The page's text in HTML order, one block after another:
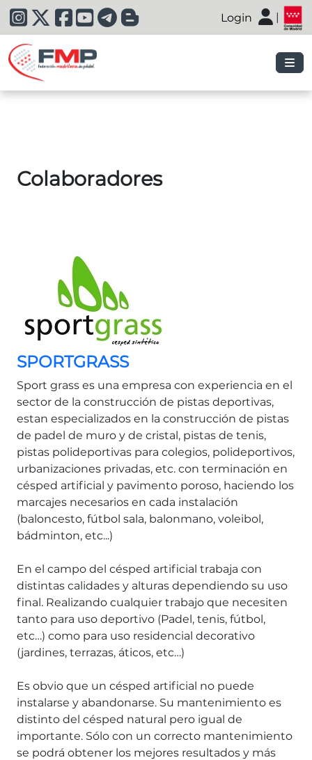
|
Login |
Colaboradores
SPORTGRASS
Sport grass es una empresa con experiencia en el
sector de la construcción de pistas deportivas,
estan especializados en la construcción de pistas
de padel de muro y de cristal, pistas de tenis,
pistas polideportivas para colegios, polideportivos,
urbanizaciones privadas, etc. con terminación en
césped artificial y pavimento poroso, haciendo los
marcajes necesarios en cada instalación
(baloncesto, fútbol sala, balonmano, voleibol,
bádminton, etc...)
En el campo del césped artificial trabaja con
distintas calidades y alturas dependiendo su uso
final. Realizando cualquier trabajo que necesiten
tanto para uso deportivo (Padel, tenis, fútbol,
etc…) como para uso residencial decorativo
(jardines, terrazas, áticos, etc…)
Es obvio que un césped artificial no puede
instalarse y abandonarse. Su mantenimiento es
distinto del césped natural pero igual de
importante. Sólo con un correcto mantenimiento
se podrá obtener los mejores resultados y más